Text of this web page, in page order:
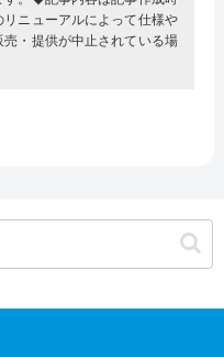
ニューアルによって仕様や
・提供が中止されている場